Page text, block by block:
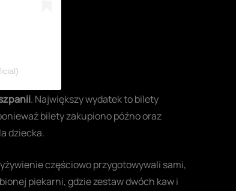
. Największy wydatek to bilety
bilety zakupiono późno oraz
dziecka.
częściowo przygotowywali sami,
piekarni, gdzie zestaw dwóch kaw i